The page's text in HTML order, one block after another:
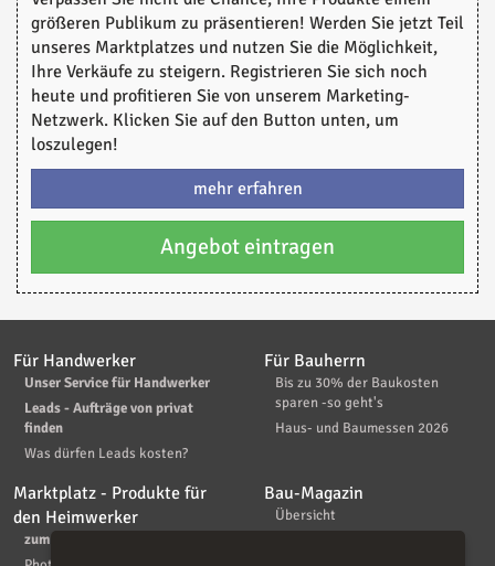
größeren Publikum zu präsentieren! Werden Sie jetzt Teil
unseres Marktplatzes und nutzen Sie die Möglichkeit,
Ihre Verkäufe zu steigern. Registrieren Sie sich noch
heute und profitieren Sie von unserem Marketing-
Netzwerk. Klicken Sie auf den Button unten, um
loszulegen!
mehr erfahren
Angebot eintragen
Für Handwerker
Unser Service für Handwerker
Leads - Aufträge von privat
finden
Was dürfen Leads kosten?
Für Bauherrn
Bis zu 30% der Baukosten
sparen -so geht's
Haus- und Baumessen 2026
Marktplatz - Produkte für
den Heimwerker
zum Marktplatz
Bau-Magazin
Übersicht